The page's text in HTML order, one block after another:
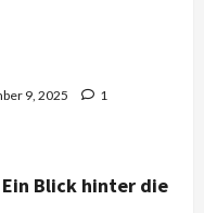
9, 2025 1
Blick hinter die